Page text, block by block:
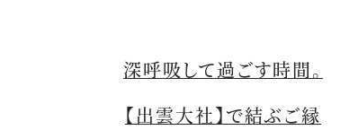
深呼吸して過ごす時間。
【出雲大社】で結ぶご縁